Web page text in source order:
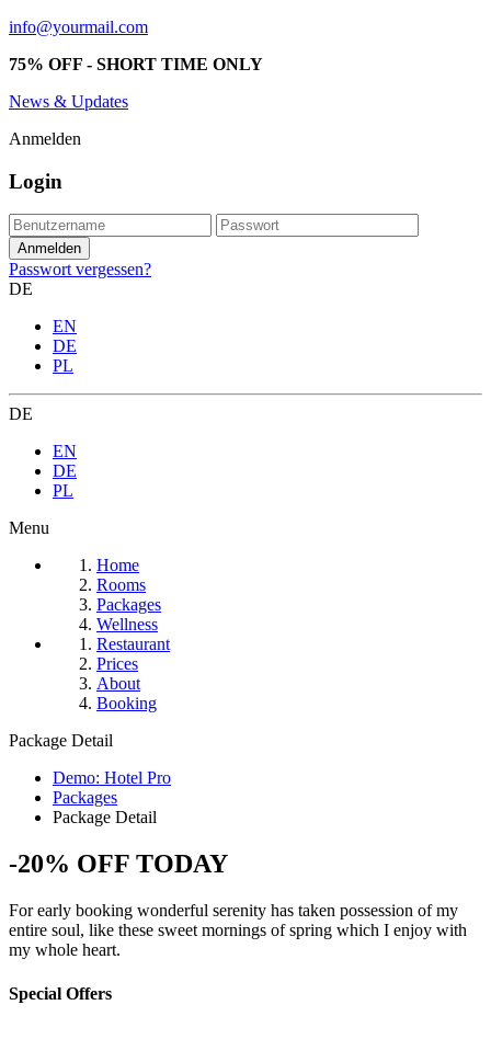
info@yourmail.com
75% OFF - SHORT TIME ONLY
News & Updates
Anmelden
Login
Passwort vergessen?
DE
EN
DE
PL
DE
EN
DE
PL
Menu
Home
Rooms
Packages
Wellness
Restaurant
Prices
About
Booking
Package Detail
Demo: Hotel Pro
Packages
Package Detail
-20% OFF TODAY
For early booking wonderful serenity has taken possession of my
entire soul, like these sweet mornings of spring which I enjoy with
my whole heart.
Special Offers